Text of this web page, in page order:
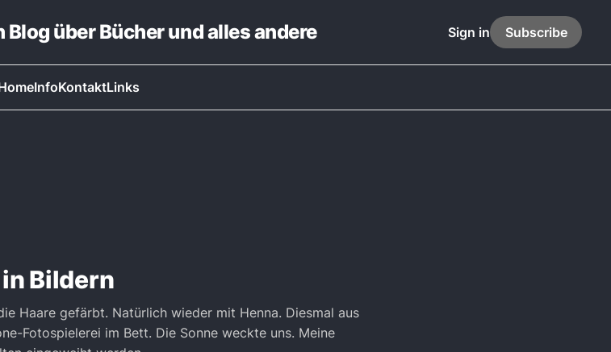
über Bücher und alles andere
InfoKontaktLinks
Sign in Subscribe
Bildern
Haare gefärbt. Natürlich wieder mit Henna. Diesmal aus
Fotospielerei im Bett. Die Sonne weckte uns. Meine